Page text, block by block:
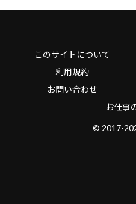
このサイトについて
利用規約
お問い合わせ
お仕事
© 2017-